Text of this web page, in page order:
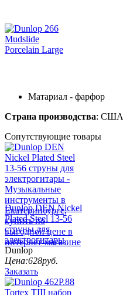
Матариал - фарфор
Страна производства: США
Сопутствующие товары
Dunlop DEN Nickel
Plated Steel 13-56
струны для
электрогитары
Dunlop
Цена:628руб.
Заказать